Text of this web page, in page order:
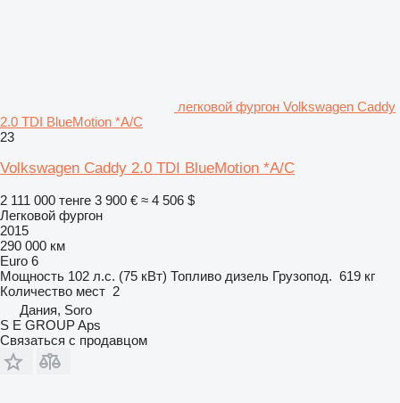
легковой фургон Volkswagen Caddy
2.0 TDI BlueMotion *A/C
23
Volkswagen Caddy 2.0 TDI BlueMotion *A/C
2 111 000 тенге 3 900 € ≈ 4 506 $
Легковой фургон
2015
290 000 км
Euro 6
Мощность 102 л.с. (75 кВт) Топливо дизель Грузопод. 619 кг
Количество мест 2
Дания, Soro
S E GROUP Aps
Связаться с продавцом